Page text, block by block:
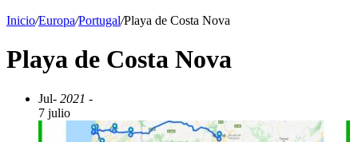
Inicio/Europa/Portugal/Playa de Costa Nova
Playa de Costa Nova
Jul- 2021 -
7 julio